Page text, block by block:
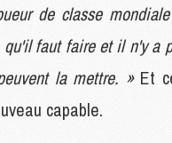
de classe
faut faire et il n'y a
la mettre. »Et
capable.